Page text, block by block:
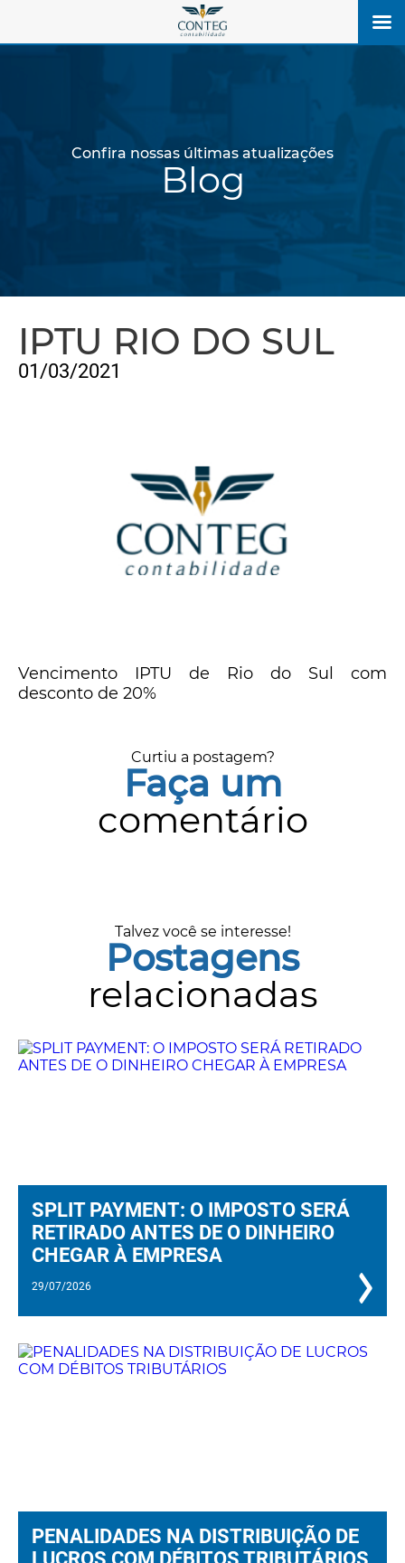
Confira nossas últimas atualizações
Blog
IPTU RIO DO SUL
01/03/2021
Vencimento IPTU de Rio do Sul com
desconto de 20%
Curtiu a postagem?
Faça um
comentário
Talvez você se interesse!
Postagens
relacionadas
SPLIT PAYMENT: O IMPOSTO SERÁ
RETIRADO ANTES DE O DINHEIRO
CHEGAR À EMPRESA
29/07/2026
PENALIDADES NA DISTRIBUIÇÃO DE